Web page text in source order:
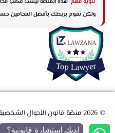
ولكن تقوم بربطك بأفضل المحامين
© 2026 منصّة قانون الأحوال الشخصية الإماراتي. جميع الحقوق محفوظة.
لديك استشارة قانونية؟